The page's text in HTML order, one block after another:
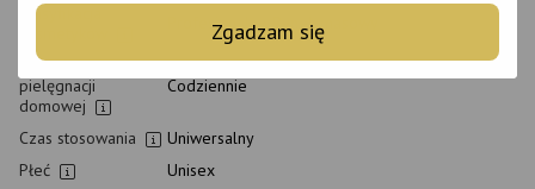
Zgadzam się
Klasyfikacja
Profesjonalny, Rynek masowy
Rodzaj
pielęgnacji
domowej
Codziennie
Czas stosowania
Uniwersalny
Płeć
Unisex